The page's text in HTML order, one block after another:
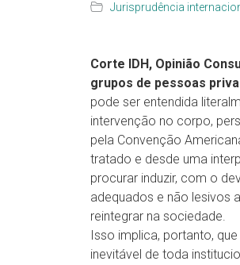
Jurisprudência
Corte IDH, Opinião
grupos de pessoas
pode ser entendida
intervenção no corpo,
pela Convenção
tratado e desde uma
procurar induzir, com o
adequados e não lesivos
reintegrar na sociedade.
Isso implica, portanto,
inevitável de toda